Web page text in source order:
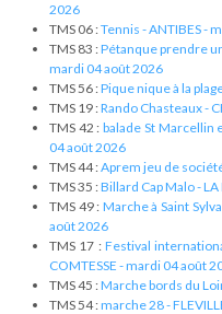
2026
TMS 06 :Tennis - ANTIBES -
TMS 83 :Pétanque prendre
mardi 04 août 2026
TMS 56 :Pique nique à la
TMS 19 :Rando Chasteaux -
TMS 42 :balade St Marcellin
04 août 2026
TMS 44 :Aprem jeu de
TMS 35 :Billard Cap Malo -
TMS 49 : Marche à Saint
août 2026
TMS 17 : Festival
COMTESSE - mardi 04 août
TMS 45 :Marche bords du
TMS 54 :marche 28 -